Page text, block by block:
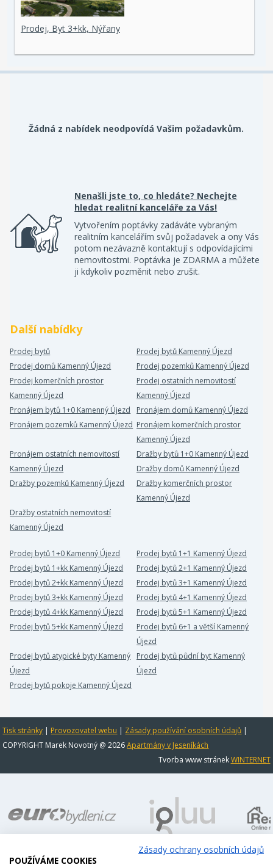
Prodej, Byt 3+kk, Nýřany
Žádná z nabídek neodpovídá Vašim požadavkům.
Nenašli jste to, co hledáte? Nechejte
hledat realitní kanceláře za Vás!
Vytvořením poptávky zadáváte vybraným
realitním kancelářím svůj požadavek a ony Vás
potom nezávazně kontaktují s odpovídajícími
nemovitostmi. Poptávka je ZDARMA a můžete
ji kdykoliv pozměnit nebo zrušit.
Další nabídky
Prodej bytů
Prodej bytů Kamenný Újezd
Prodej domů Kamenný Újezd
Prodej pozemků Kamenný Újezd
Prodej komerčních prostor
Kamenný Újezd
Prodej ostatních nemovitostí
Kamenný Újezd
Pronájem bytů 1+0 Kamenný Újezd
Pronájem domů Kamenný Újezd
Pronájem pozemků Kamenný Újezd Pronájem komerčních prostor
Kamenný Újezd
Pronájem ostatních nemovitostí
Kamenný Újezd
Dražby bytů 1+0 Kamenný Újezd
Dražby domů Kamenný Újezd
Dražby pozemků Kamenný Újezd
Dražby komerčních prostor
Kamenný Újezd
Dražby ostatních nemovitostí
Kamenný Újezd
Prodej bytů 1+0 Kamenný Újezd
Prodej bytů 1+1 Kamenný Újezd
Prodej bytů 1+kk Kamenný Újezd
Prodej bytů 2+1 Kamenný Újezd
Prodej bytů 2+kk Kamenný Újezd
Prodej bytů 3+1 Kamenný Újezd
Prodej bytů 3+kk Kamenný Újezd
Prodej bytů 4+1 Kamenný Újezd
Prodej bytů 4+kk Kamenný Újezd
Prodej bytů 5+1 Kamenný Újezd
Prodej bytů 5+kk Kamenný Újezd
Prodej bytů 6+1 a větší Kamenný
Újezd
Prodej bytů atypické byty Kamenný
Újezd
Prodej bytů půdní byt Kamenný
Újezd
Prodej bytů pokoje Kamenný Újezd
Tisk stránky | Provozovatel webu | Zásady používání osobních údajů |
COPYRIGHT Marek Novotný @ 2026Apartmány v Jeseníkách
Tvorba www stránekWINTERNET
Zásady ochrany osobních údajů
POUŽÍVÁME COOKIES